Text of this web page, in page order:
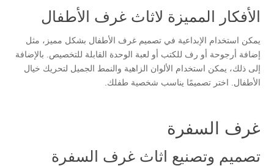
الأفكار المميزة لاثاث غرف الأطفال
يمكن استخدام الإبداعية في تصميم غرف الأطفال بشكل مميز، مثل
إضافة أرجوحة أو رف للكتب أو لعبة الوحدة القابلة للتخصيص. بالإضافة
إلى ذلك، يمكن استخدام الألوان الزاهية والنمط الجميل لتحريك خيال
الأطفال. اختر تصميمًا يناسب شخصية طفلك.
غرف السفرة
تصميم وتصنيع اثاث غرف السفرة